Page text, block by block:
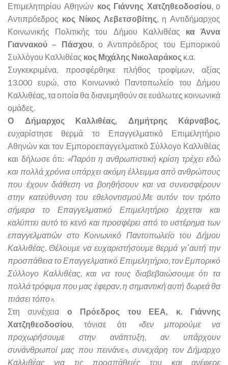
Επιμελητηρίου Αθηνών κος Γιάννης Χατζηθεοδοσίου, ο
Αντιπρόεδρος κος Νίκος Λεβετσοβίτης , η Αντιδήμαρχος
Κοινωνικής Πολιτικής του Δήμου Καλλιθέας κα Άννα
Γιαννακού – Πάσχου, ο Αντιπρόεδρος του Εμπορικού
Συλλόγου Καλλιθέας κος Μιχάλης Νικολαράκος κ.α.
Συγκεκριμένα, προσφέρθηκε πλήθος τροφίμων, αξίας
13.000 ευρώ, στο Κοινωνικό Παντοπωλείο του Δήμου
Καλλιθέας, τα οποία θα διανεμηθούν σε ευάλωτες κοινωνικά
ομάδες.
Ο Δήμαρχος Καλλιθέας, Δημήτρης Κάρναβος,
ευχαρίστησε θερμά το Επαγγελματικό Επιμελητήριο
Αθηνών και τον Εμποροεπαγγελματικό Σύλλογο Καλλιθέας
και δήλωσε ότι: «Παρότι η ανθρωπιστική κρίση τρέχει εδώ
και πολλά χρόνια υπάρχει ακόμη έλλειμμα από ανθρώπους
που έχουν διάθεση να βοηθήσουν και να συνεισφέρουν
στην κατεύθυνση του εθελοντισμού.Με αυτόν τον τρόπο
σήμερα το Επαγγελματικό Επιμελητήριο έρχεται και
καλύπτει αυτό το κενό και προσφέρει από το υστέρημα των
επαγγελματιών στο Κοινωνικό Παντοπωλείο του Δήμου
Καλλιθέας. Θέλουμε να ευχαριστήσουμε θερμά γι΄αυτή την
προσπάθεια το Επαγγελματικό Επιμελητήριο, τον Εμπορικό
Σύλλογο Καλλιθέας, και να τους διαβεβαιώσουμε ότι τα
πολλά τρόφιμα που μας έφεραν, η σημαντική αυτή δωρεά θα
πιάσει τόπο».
Στη συνέχεια ο Πρόεδρος του ΕΕΑ, κ. Γιάννης
Χατζηθεοδοσίου , τόνισε ότι
«δεν μπορούμε να
προχωρήσουμε στην ανάπτυξη, αν υπάρχουν
συνάνθρωποί μας που πεινάνε», συνεχάρη τον Δήμαρχο
Καλλιθέας για τις προσπάθειές του και ανέφερε